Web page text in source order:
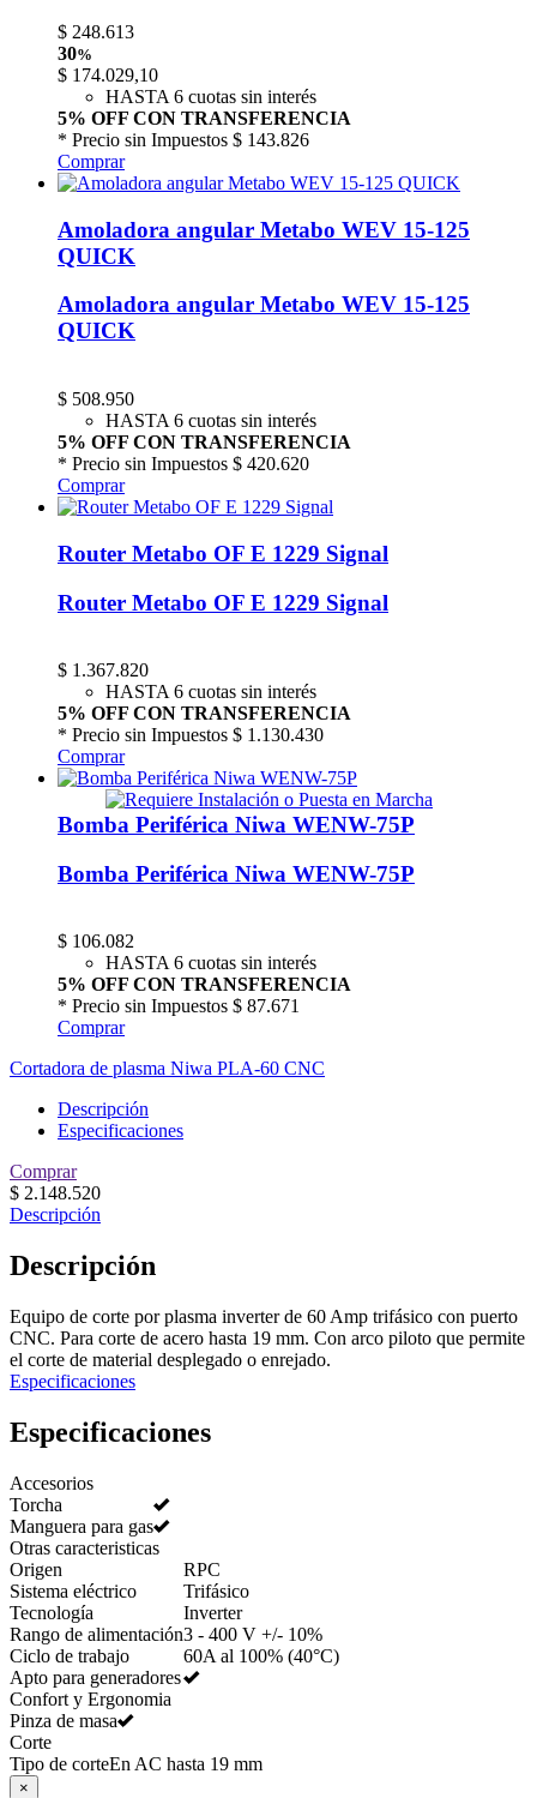
$ 248.613
30%
$ 174.029,10
HASTA 6 cuotas sin interés
5% OFF CON TRANSFERENCIA
* Precio sin Impuestos $ 143.826
Comprar
Amoladora angular Metabo WEV 15-125
QUICK
Amoladora angular Metabo WEV 15-125
QUICK
$ 508.950
HASTA 6 cuotas sin interés
5% OFF CON TRANSFERENCIA
* Precio sin Impuestos $ 420.620
Comprar
Router Metabo OF E 1229 Signal
Router Metabo OF E 1229 Signal
$ 1.367.820
HASTA 6 cuotas sin interés
5% OFF CON TRANSFERENCIA
* Precio sin Impuestos $ 1.130.430
Comprar
Bomba Periférica Niwa WENW-75P
Bomba Periférica Niwa WENW-75P
$ 106.082
HASTA 6 cuotas sin interés
5% OFF CON TRANSFERENCIA
* Precio sin Impuestos $ 87.671
Comprar
Cortadora de plasma Niwa PLA-60 CNC
Descripción
Especificaciones
Comprar
$ 2.148.520
Descripción
Descripción
Equipo de corte por plasma inverter de 60 Amp trifásico con puerto
CNC. Para corte de acero hasta 19 mm. Con arco piloto que permite
el corte de material desplegado o enrejado.
Especificaciones
Especificaciones
Accesorios
Torcha
Manguera para gas
Otras caracteristicas
Origen
RPC
Sistema eléctrico
Trifásico
Tecnología
Inverter
Rango de alimentación3 - 400 V +/- 10%
Ciclo de trabajo
60A al 100% (40°C)
Apto para generadores
Confort y Ergonomia
Pinza de masa
Corte
Tipo de corteEn AC hasta 19 mm
×